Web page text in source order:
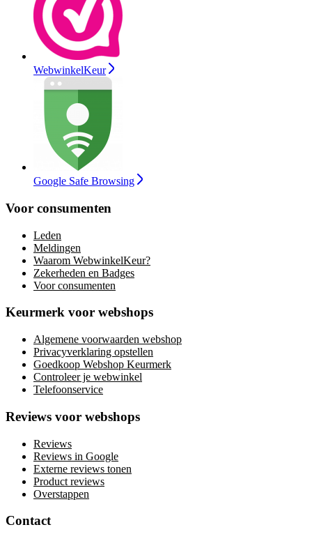
WebwinkelKeur
Google Safe Browsing
Voor consumenten
Leden
Meldingen
Waarom WebwinkelKeur?
Zekerheden en Badges
Voor consumenten
Keurmerk voor webshops
Algemene voorwaarden webshop
Privacyverklaring opstellen
Goedkoop Webshop Keurmerk
Controleer je webwinkel
Telefoonservice
Reviews voor webshops
Reviews
Reviews in Google
Externe reviews tonen
Product reviews
Overstappen
Contact